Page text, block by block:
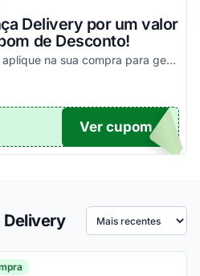
Delivery por um valor
de Desconto!
Pegue agora seu cupom e aplique na sua compra para gerar os descontos!
TICO
Ver cupom
Ordenar por